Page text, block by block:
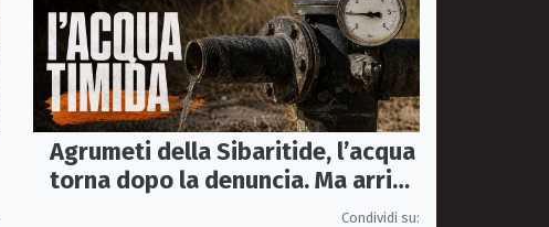
Agrumeti della Sibaritide, l’acqua
torna dopo la denuncia. Ma arriva
con un terzo della pressioneCondividi su: